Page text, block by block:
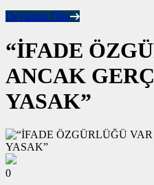
Devamını Oku
“İFADE
ANCAK
YASAK”
0